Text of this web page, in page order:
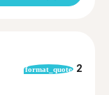
format_quote 2